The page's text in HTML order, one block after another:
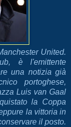
United.
è l'emittente
una notizia già
portoghese,
Luis van Gaal
la Coppa
la vittoria in
il posto.